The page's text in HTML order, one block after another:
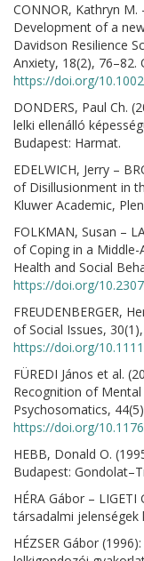
CONNOR, Kathryn M.
Development of a
Davidson Resilience
Anxiety, 18(2), 76–82.
https://doi.org/
DONDERS, Paul Ch.
lelki ellenálló
Budapest: Harmat.
EDELWICH, Jerry –
of Disillusionment in
Kluwer Academic,
FOLKMAN, Susan –
of Coping in a Middle-
Health and Social
https://doi.org/
FREUDENBERGER,
of Social Issues,
https://doi.org/
FÜREDI János et al.
Recognition of
Psychosomatics,
https://doi.org/
HEBB, Donald O.
Budapest:
HÉRA Gábor –
társadalmi jelenségek
HÉZSER Gábor